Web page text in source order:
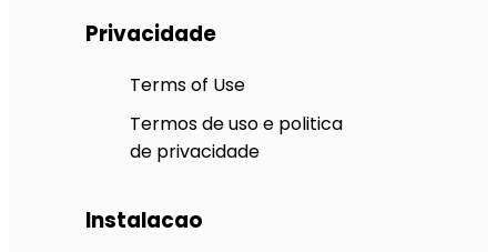
Privacidade
Terms of Use
Termos de uso e politica
de privacidade
Instalacao